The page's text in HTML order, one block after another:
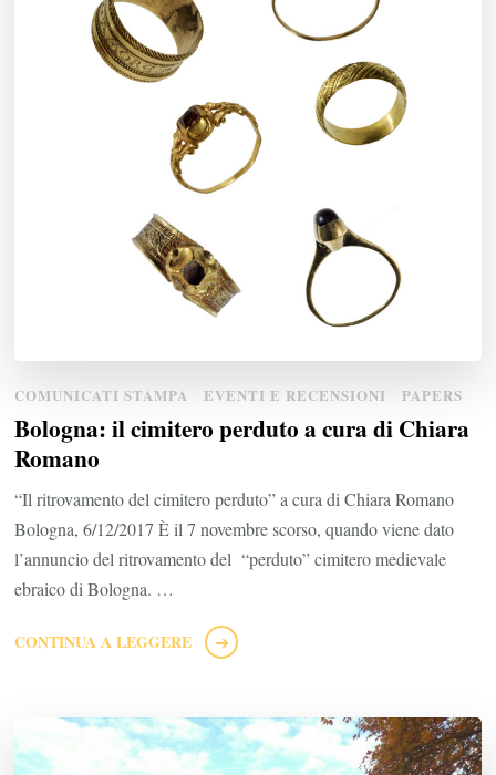
COMUNICATI STAMPA EVENTI E RECENSIONI PAPERS
Bologna: il cimitero perduto a cura di Chiara
Romano
“Il ritrovamento del cimitero perduto” a cura di Chiara Romano
Bologna, 6/12/2017 È il 7 novembre scorso, quando viene dato
l’annuncio del ritrovamento del “perduto” cimitero medievale
ebraico di Bologna. …
CONTINUA A LEGGERE